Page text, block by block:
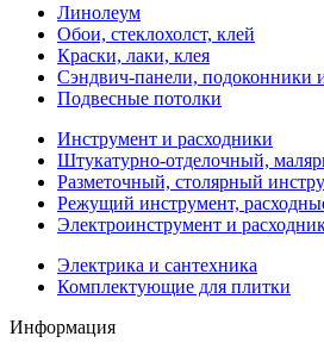
Линолеум
Обои, стеклохолст, клей
Краски, лаки, клея
Сэндвич-панели,
Подвесные потолки
Инструмент и расходники
Штукатурно-отделочный,
Разметочный, столярный
Режущий инструмент,
Электроинструмент и
Электрика и сантехника
Комплектующие для плитки
Информация